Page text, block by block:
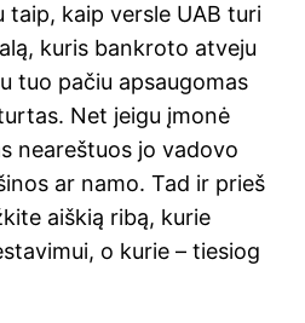
taip, kaip versle UAB turi
kuris bankroto atveju
tuo pačiu apsaugomas
Net jeigu įmonė
neareštuos jo vadovo
ar namo. Tad ir prieš
aiškią ribą, kurie
o kurie – tiesiog